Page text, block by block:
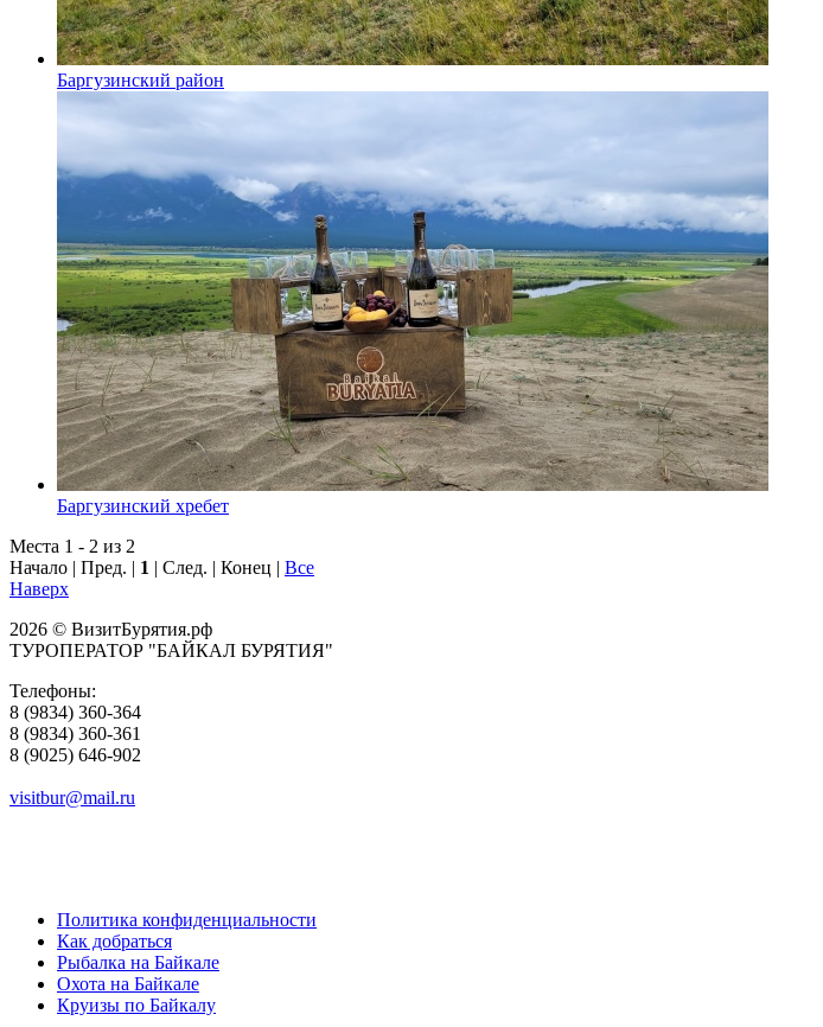
Баргузинский район
Баргузинский хребет
Места 1 - 2 из 2
Начало | Пред. | 1 | След. | Конец | Все
Наверх
2026 © ВизитБурятия.рф
ТУРОПЕРАТОР "БАЙКАЛ БУРЯТИЯ"
Телефоны:
8 (9834) 360-364
8 (9834) 360-361
8 (9025) 646-902
visitbur@mail.ru
Политика конфиденциальности
Как добраться
Рыбалка на Байкале
Охота на Байкале
Круизы по Байкалу